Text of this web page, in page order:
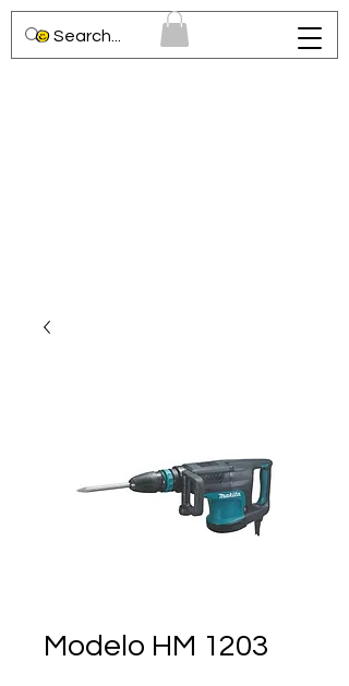
Modelo HM 1203